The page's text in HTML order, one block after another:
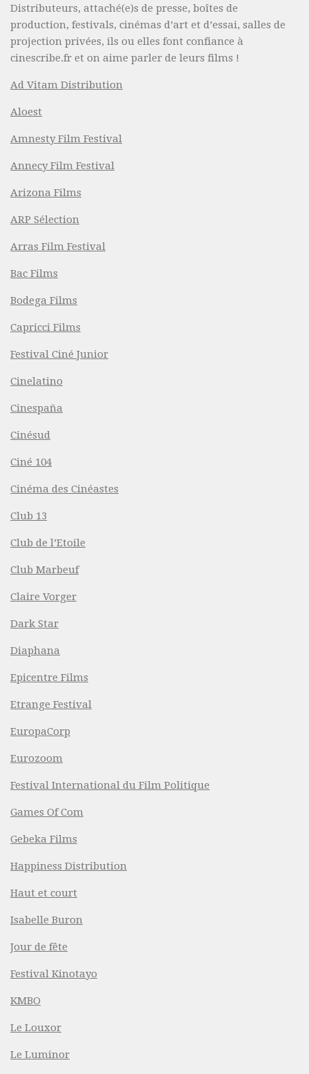
Distributeurs, attaché(e)s de presse, boîtes de
production, festivals, cinémas d’art et d’essai, salles de
projection privées, ils ou elles font confiance à
cinescribe.fr et on aime parler de leurs films !
Ad Vitam Distribution
Aloest
Amnesty Film Festival
Annecy Film Festival
Arizona Films
ARP Sélection
Arras Film Festival
Bac Films
Bodega Films
Capricci Films
Festival Ciné Junior
Cinelatino
Cinespaña
Cinésud
Ciné 104
Cinéma des Cinéastes
Club 13
Club de l’Etoile
Club Marbeuf
Claire Vorger
Dark Star
Diaphana
Epicentre Films
Etrange Festival
EuropaCorp
Eurozoom
Festival International du Film Politique
Games Of Com
Gebeka Films
Happiness Distribution
Haut et court
Isabelle Buron
Jour de fête
Festival Kinotayo
KMBO
Le Louxor
Le Luminor